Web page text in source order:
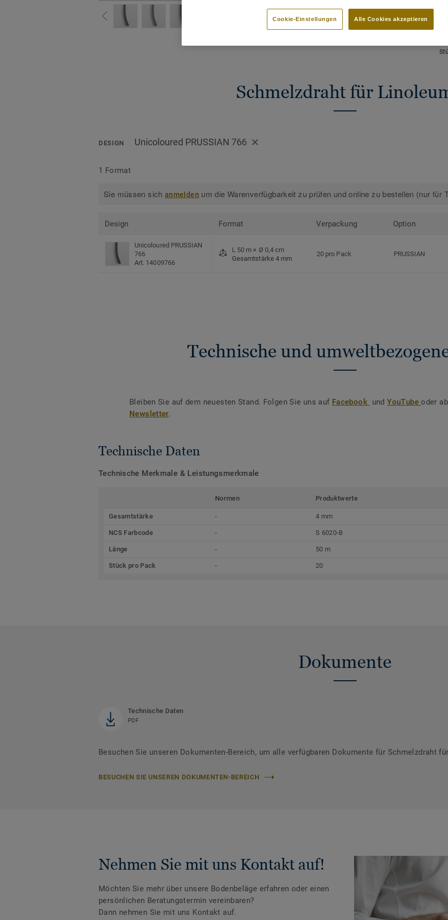
Verschweißung
Schmelzdraht für
DESIGN Unicoloured PRUSSIAN 766
1 Format
Sie müssen sichanmelden um die Warenverfügbarkeit zu prüfen und online zu bestellen (nur für
Design Format Verpackung Option
Unicoloured PRUSSIAN
766
Art. 14009766
L 50 m × Ø 0,4 cm
Gesamtstärke 4 mm
20 pro Pack PRUSSIAN
Technische und
Bleiben Sie auf dem neuesten Stand. Folgen Sie uns auf Facebook undYouTubeoder
Newsletter.
Technische Daten
Technische Merkmale & Leistungsmerkmale
Normen Produktwerte
Gesamtstärke - 4 mm
NCS Farbcode - S 6020-B
Länge - 50 m
Stück pro Pack - 20
Dokumente
Technische Daten
PDF
Besuchen Sie unseren Dokumenten-Bereich, um alle verfügbaren Dokumente für Schmelzdraht
BESUCHEN SIE UNSEREN DOKUMENTEN-BEREICH
Nehmen Sie mit uns Kontakt auf!
Möchten Sie mehr über unsere Bodenbeläge erfahren oder einen
persönlichen Beratungstermin vereinbaren?
Dann nehmen Sie mit uns Kontakt auf.
Alle Cookies akzeptieren
Cookie-Einstellungen